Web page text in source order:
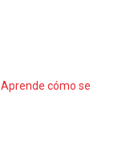
Aprende cómo se